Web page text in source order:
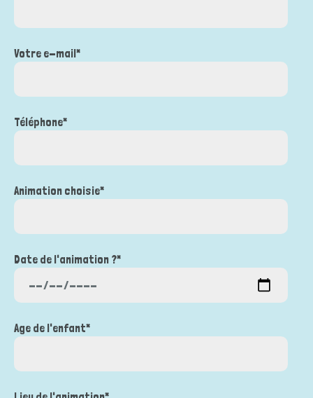
Votre e-mail*
Téléphone*
Animation choisie*
Date de l'animation ?*
Age de l'enfant*